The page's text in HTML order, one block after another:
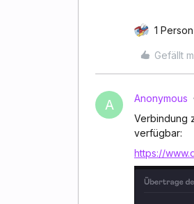
1
Gefällt
A Anonymous
Verbindung
verfügbar:
https://